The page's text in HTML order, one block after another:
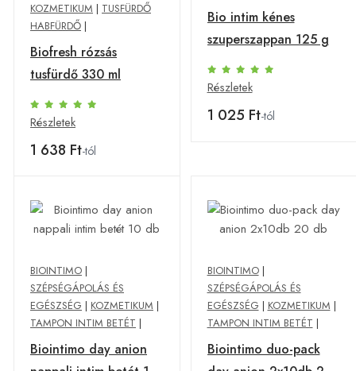
KOZMETIKUM | TUSFÜRDŐ
HABFÜRDŐ |
Biofresh rózsás
tusfürdő 330 ml
Részletek
1 638 Ft-tól
Bio intim kénes
szuperszappan 125 g
Részletek
1 025 Ft-tól
BIOINTIMO |
SZÉPSÉGÁPOLÁS ÉS
EGÉSZSÉG | KOZMETIKUM |
TAMPON INTIM BETÉT |
Biointimo day anion
BIOINTIMO|
SZÉPSÉGÁPOLÁS ÉS
EGÉSZSÉG | KOZMETIKUM |
TAMPON INTIM BETÉT |
Biointimo duo-pack